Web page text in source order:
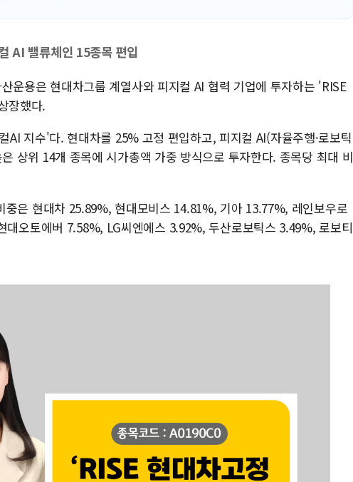
AI 밸류체인 15종목 편입
운용은 현대차그룹 계열사와 피지컬 AI 협력 기업에 투자하는 'RISE
장했다.
AI 지수'다. 현대차를 25% 고정 편입하고, 피지컬 AI(자율주행·로보틱
상위 14개 종목에 시가총액 가중 방식으로 투자한다. 종목당 최대 비
중은 현대차 25.89%, 현대모비스 14.81%, 기아 13.77%, 레인보우로
오토에버 7.58%, LG씨엔에스 3.92%, 두산로보틱스 3.49%, 로보티